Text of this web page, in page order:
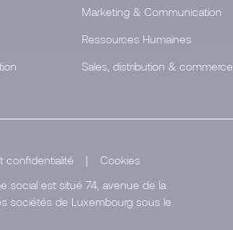
Marketing & Communication
Ressources Humaines
Sales, distribution & commerce
confidentialité |
Cookies
social est situé 74, avenue de la
sociétés de Luxembourg sous le